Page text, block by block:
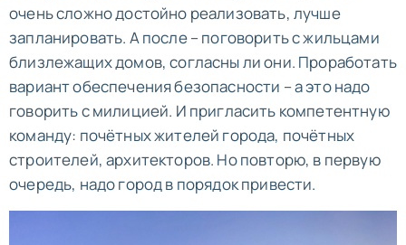
очень сложно достойно реализовать, лучше
запланировать. А после – поговорить с жильцами
близлежащих домов, согласны ли они. Проработать
вариант обеспечения безопасности – а это надо
говорить с милицией. И пригласить компетентную
команду: почётных жителей города, почётных
строителей, архитекторов. Но повторю, в первую
очередь, надо город в порядок привести.